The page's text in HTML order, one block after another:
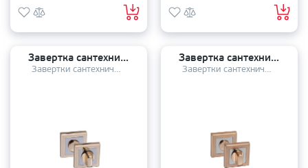
Завертка сантехническая PALIDORE OLS РB
Завертки сантехнические
Завертка сантехническая PALIDORE OLS SB
Завертки сантехнические